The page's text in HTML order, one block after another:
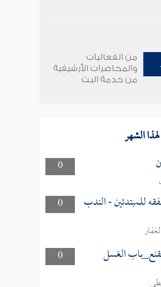
من الفعاليات
والمحاضرات الأرشيفية
من خدمة البث
الشهر
0
0
للمبتدئين - الندب
0
الغسل